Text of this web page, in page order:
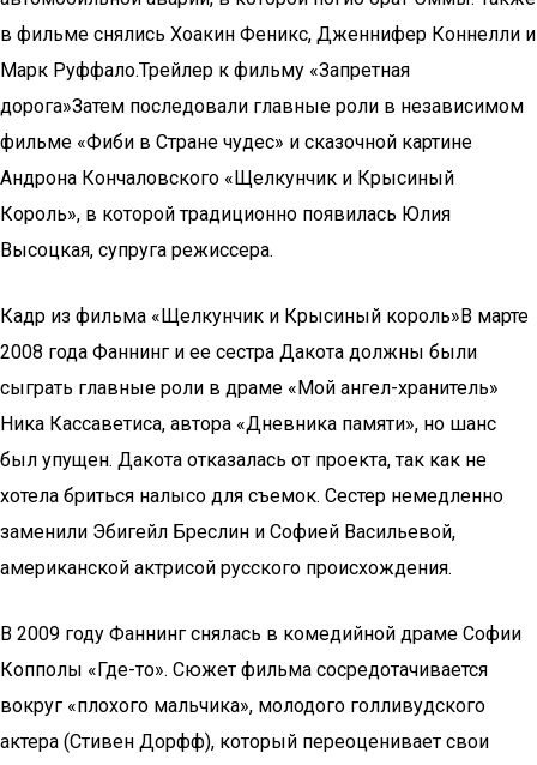
в фильме снялись Хоакин Феникс, Дженнифер Коннелли и
Марк Руффало.Трейлер к фильму «Запретная
дорога»Затем последовали главные роли в независимом
фильме «Фиби в Стране чудес» и сказочной картине
Андрона Кончаловского «Щелкунчик и Крысиный
Король», в которой традиционно появилась Юлия
Высоцкая, супруга режиссера.
Кадр из фильма «Щелкунчик и Крысиный король»В марте
2008 года Фаннинг и ее сестра Дакота должны были
сыграть главные роли в драме «Мой ангел-хранитель»
Ника Кассаветиса, автора «Дневника памяти», но шанс
был упущен. Дакота отказалась от проекта, так как не
хотела бриться налысо для съемок. Сестер немедленно
заменили Эбигейл Бреслин и Софией Васильевой,
американской актрисой русского происхождения.
В 2009 году Фаннинг снялась в комедийной драме Софии
Копполы «Где-то». Сюжет фильма сосредотачивается
вокруг «плохого мальчика», молодого голливудского
актера (Стивен Дорфф), который переоценивает свои